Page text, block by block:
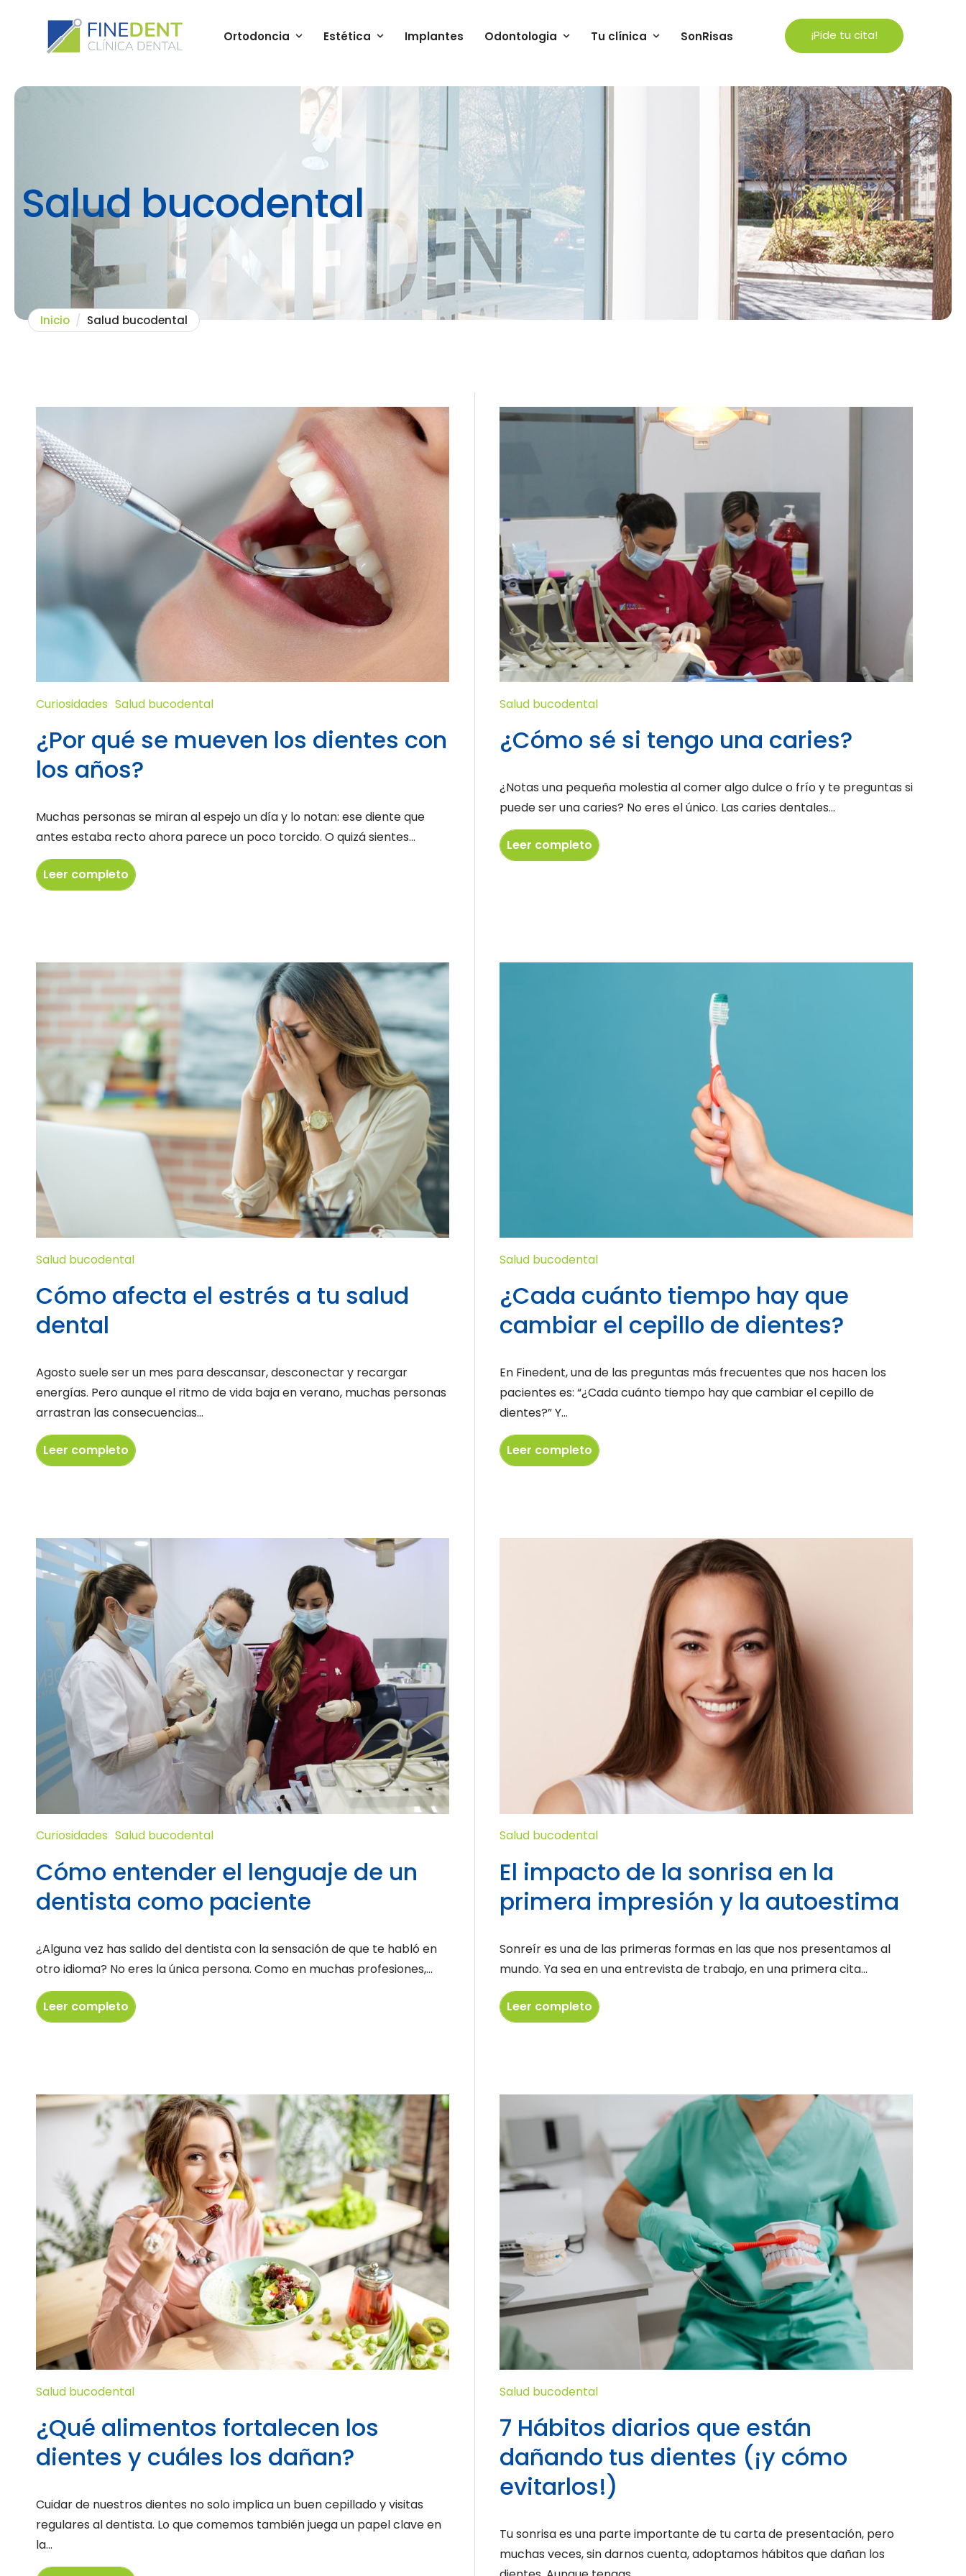
Ortodoncia Estética Implantes Odontologia Tu clínica SonRisas ¡Pide tu cita!
Salud bucodental
Inicio / Salud bucodental
Curiosidades Salud bucodental
¿Por qué se mueven los dientes con
los años?
Muchas personas se miran al espejo un día y lo notan: ese diente que
antes estaba recto ahora parece un poco torcido. O quizá sientes...
Leer completo
Salud bucodental
¿Cómo sé si tengo una caries?
¿Notas una pequeña molestia al comer algo dulce o frío y te preguntas si
puede ser una caries? No eres el único. Las caries dentales...
Leer completo
Salud bucodental
Cómo afecta el estrés a tu salud
dental
Agosto suele ser un mes para descansar, desconectar y recargar
energías. Pero aunque el ritmo de vida baja en verano, muchas personas
arrastran las consecuencias...
Leer completo
Salud bucodental
¿Cada cuánto tiempo hay que
cambiar el cepillo de dientes?
En Finedent, una de las preguntas más frecuentes que nos hacen los
pacientes es: “¿Cada cuánto tiempo hay que cambiar el cepillo de
dientes?” Y...
Leer completo
Curiosidades Salud bucodental
Cómo entender el lenguaje de un
dentista como paciente
¿Alguna vez has salido del dentista con la sensación de que te habló en
otro idioma? No eres la única persona. Como en muchas profesiones,...
Leer completo
Salud bucodental
El impacto de la sonrisa en la
primera impresión y la autoestima
Sonreír es una de las primeras formas en las que nos presentamos al
mundo. Ya sea en una entrevista de trabajo, en una primera cita...
Leer completo
Salud bucodental
¿Qué alimentos fortalecen los
dientes y cuáles los dañan?
Cuidar de nuestros dientes no solo implica un buen cepillado y visitas
regulares al dentista. Lo que comemos también juega un papel clave en
la...
Salud bucodental
7 Hábitos diarios que están
dañando tus dientes (¡y cómo
evitarlos!)
Tu sonrisa es una parte importante de tu carta de presentación, pero
muchas veces, sin darnos cuenta, adoptamos hábitos que dañan los